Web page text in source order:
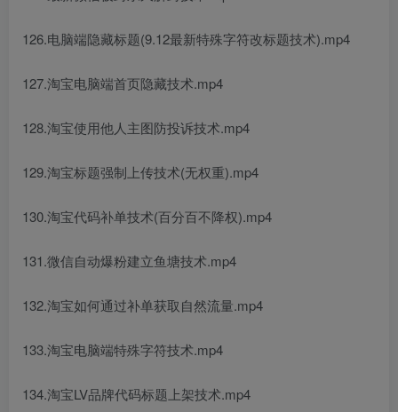
126.电脑端隐藏标题(9.12最新特殊字符改标题技术).mp4
127.淘宝电脑端首页隐藏技术.mp4
128.淘宝使用他人主图防投诉技术.mp4
129.淘宝标题强制上传技术(无权重).mp4
130.淘宝代码补单技术(百分百不降权).mp4
131.微信自动爆粉建立鱼塘技术.mp4
132.淘宝如何通过补单获取自然流量.mp4
133.淘宝电脑端特殊字符技术.mp4
134.淘宝LV品牌代码标题上架技术.mp4